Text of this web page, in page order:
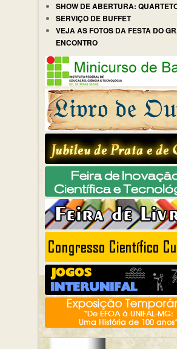
SHOW DE ABERTURA:
SERVIÇO DE BUFFET
VEJA AS FOTOS DA FESTA DO
ENCONTRO